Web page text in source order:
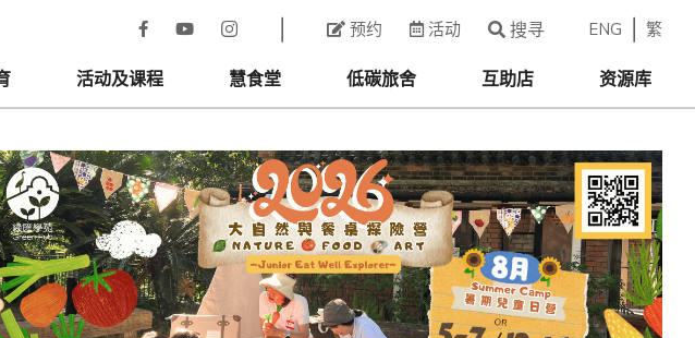
预约 活动 搜寻 ENG 繁
活动及课程 慧食堂 低碳旅舍 互助店 资源库